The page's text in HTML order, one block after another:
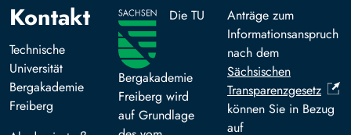
Kontakt
Technische
Universität
Bergakademie
Freiberg
Die TU
Bergakademie
Freiberg wird
auf Grundlage
Anträge zum
Informationsanspruch
nach dem
Sächsischen
Transparenzgesetz
können Sie in Bezug
auf